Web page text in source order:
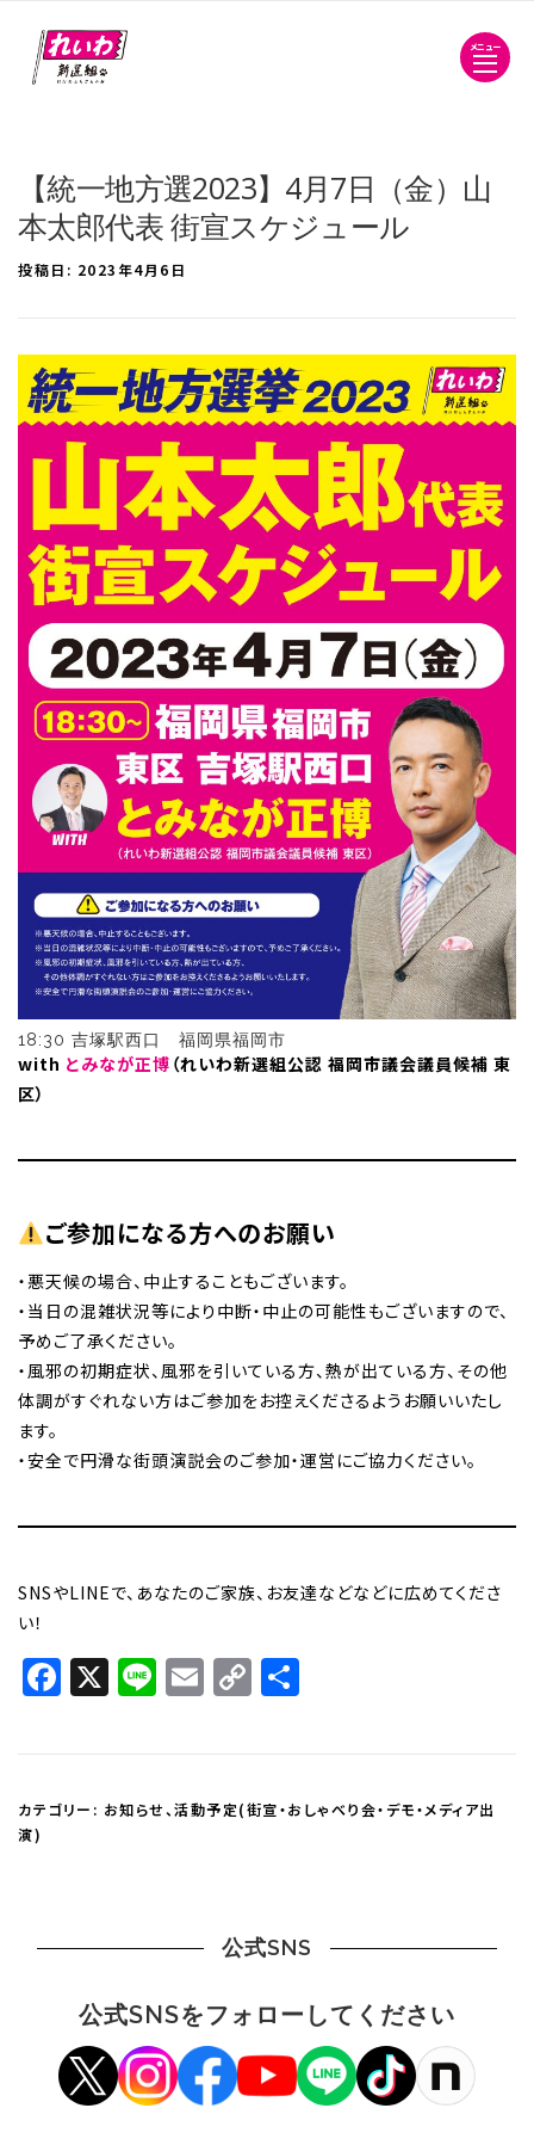
メニュー
【統一地方選2023】4月7日（金）山
本太郎代表 街宣スケジュール
投稿日: 2023年4月6日
18:30 吉塚駅西口 福岡県福岡市
with とみなが正博 （れいわ新選組公認 福岡市議会議員候補 東
区）
ご参加になる方へのお願い
・悪天候の場合、中止することもございます。
・当日の混雑状況等により中断・中止の可能性もございますので、
予めご了承ください。
・風邪の初期症状、風邪を引いている方、熱が出ている方、その他
体調がすぐれない方はご参加をお控えくださるようお願いいたし
ます。
・安全で円滑な街頭演説会のご参加・運営にご協力ください。
SNSやLINEで、あなたのご家族、お友達などなどに広めてくださ
い！
Facebook
X LineEmail
Copy
Link
カテゴリー: お知らせ、活動予定(街宣・おしゃべり会・デモ・メディア出
演)
公式SNS
公式SNSをフォローしてください